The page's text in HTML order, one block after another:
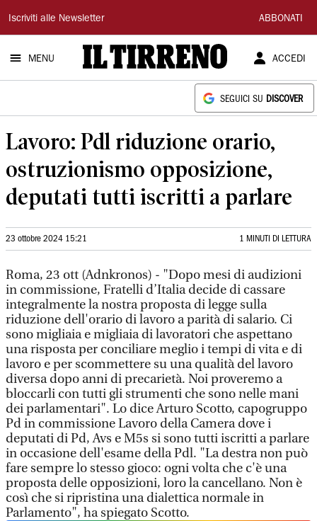
Il
Tirreno
Iscriviti alle Newsletter ABBONATI
MENU ACCEDI
SEGUICI SU DISCOVER
Lavoro: Pdl riduzione orario,
ostruzionismo opposizione,
deputati tutti iscritti a parlare
23 ottobre 2024 15:21 1 MINUTI DI LETTURA
Roma, 23 ott (Adnkronos) - "Dopo mesi di audizioni
in commissione, Fratelli d’Italia decide di cassare
integralmente la nostra proposta di legge sulla
riduzione dell'orario di lavoro a parità di salario. Ci
sono migliaia e migliaia di lavoratori che aspettano
una risposta per conciliare meglio i tempi di vita e di
lavoro e per scommettere su una qualità del lavoro
diversa dopo anni di precarietà. Noi proveremo a
bloccarli con tutti gli strumenti che sono nelle mani
dei parlamentari". Lo dice Arturo Scotto, capogruppo
Pd in commissione Lavoro della Camera dove i
deputati di Pd, Avs e M5s si sono tutti iscritti a parlare
in occasione dell'esame della Pdl. "La destra non può
fare sempre lo stesso gioco: ogni volta che c'è una
proposta delle opposizioni, loro la cancellano. Non è
così che si ripristina una dialettica normale in
Parlamento", ha spiegato Scotto.